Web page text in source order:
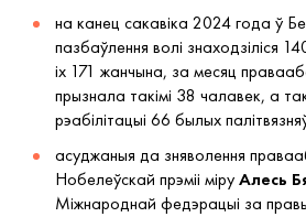
на канец сакавіка 2024 года ў
пазбаўлення волі знаходзіліся
іх 171 жанчына, за месяц
прызнала такімі 38 чалавек, а
рэабілітацыі 66 былых
асуджаныя да зняволення
Нобелеўскай прэміі міруАлесь
Міжнароднай федэрацыі за